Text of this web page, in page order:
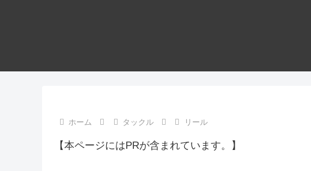
ホーム タックル リール
【本ページにはPRが含まれています。】